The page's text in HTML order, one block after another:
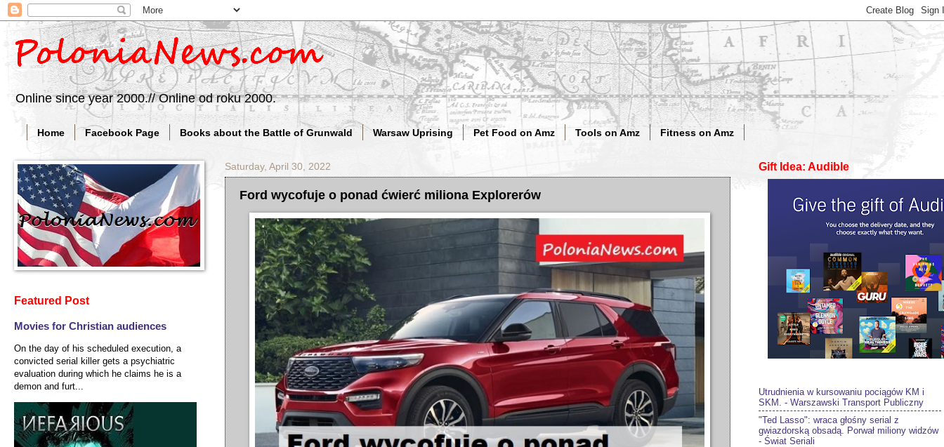
Online since year 2000.// Online od roku 2000.
Home Facebook Page Books about the Battle of Grunwald Warsaw Uprising Pet Food on Amz Tools on Amz Fitness on Amz
Saturday, April 30, 2022
Ford wycofuje o ponad ćwierć miliona Explorerów
Featured Post
Movies for Christian audiences
On the day of his scheduled execution, a
convicted serial killer gets a psychiatric
evaluation during which he claims he is a
demon and furt...
Gift Idea: Audible
Utrudnienia w kursowaniu pociągów KM i
SKM. - Warszawski Transport Publiczny
"Ted Lasso": wraca głośny serial z
gwiazdorską obsadą. Porwał miliony widzów
- Świat Seriali